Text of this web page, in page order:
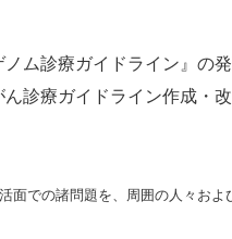
ム診療ガイドライン』の
診療ガイドライン作成・
面での諸問題を、周囲の人々およ